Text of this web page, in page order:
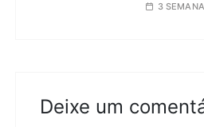
3
Deixe um